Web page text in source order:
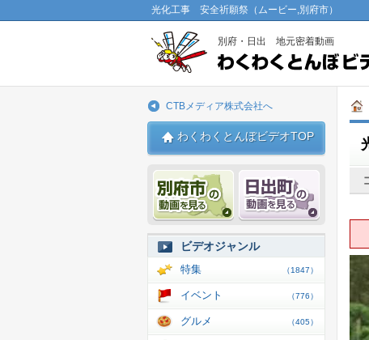
光化工事 安全祈願祭（ムービー,別府市）
別府・日出 地元密着動画
CTBメディア株式会社へ
わくわくとんぼビデオTOP
別府市 動画 日出 動画
ビデオジャンル
特集 （1847）
イベント （776）
グルメ （405）